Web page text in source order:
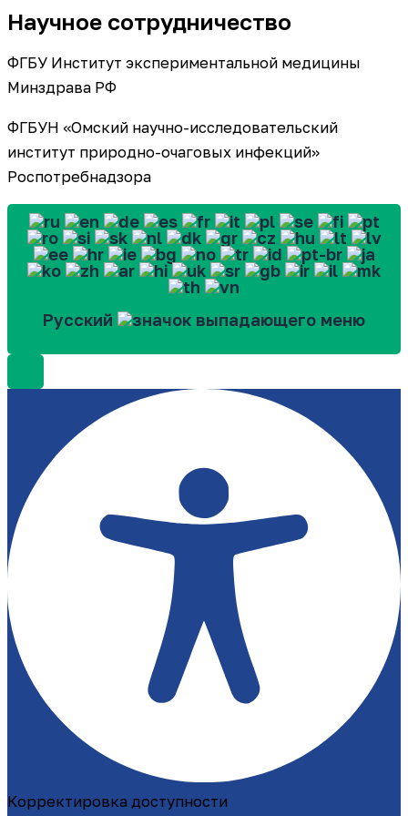
Научное сотрудничество
ФГБУ Институт экспериментальной медицины
Минздрава РФ
ФГБУН «Омский научно-исследовательский
институт природно-очаговых инфекций»
Роспотребнадзора
Русский
Корректировка доступности